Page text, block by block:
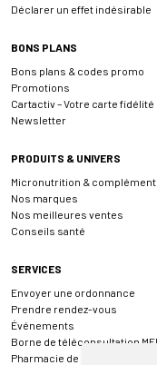
Déclarer un effet indésirable
BONS PLANS
Bons plans & codes promo
Promotions
Cartactiv – Votre carte fidélité
Newsletter
PRODUITS & UNIVERS
Micronutrition &
Nos marques
Nos meilleures ventes
Conseils santé
SERVICES
Envoyer une ordonnance
Prendre rendez-vous
Événements
Borne de téléconsultation
Pharmacie de garde